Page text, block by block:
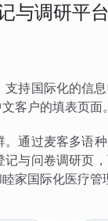
与调研平
持国际化的信
客户的填表页面。
通过麦客多语
与问卷调研页
家国际化医疗管